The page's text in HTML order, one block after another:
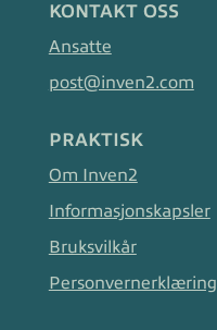
KONTAKT OSS
Ansatte
post@inven2.com
PRAKTISK
Om Inven2
Informasjonskapsler
Bruksvilkår
Personvernerklæring